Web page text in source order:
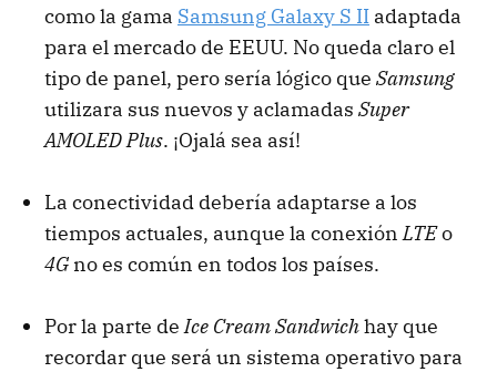
como la gama Samsung Galaxy S II adaptada
para el mercado de EEUU. No queda claro el
tipo de panel, pero sería lógico que Samsung
utilizara sus nuevos y aclamadas Super
AMOLEDPlus. ¡Ojalá sea así!
La conectividad debería adaptarse a los
tiempos actuales, aunque la conexiónLTEo
4G no es común en todos los países.
Por la parte deIce Cream Sandwichhay que
recordar que será un sistema operativo para